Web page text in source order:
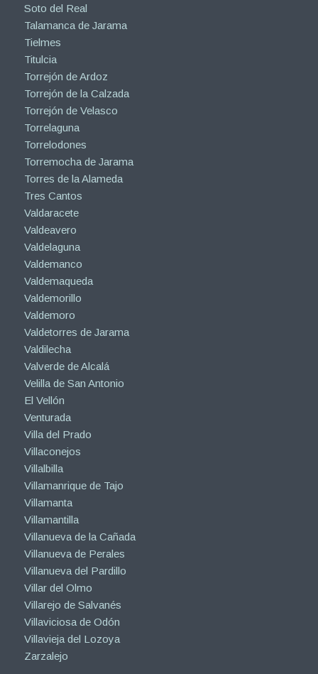
Soto del Real
Talamanca de Jarama
Tielmes
Titulcia
Torrejón de Ardoz
Torrejón de la Calzada
Torrejón de Velasco
Torrelaguna
Torrelodones
Torremocha de Jarama
Torres de la Alameda
Tres Cantos
Valdaracete
Valdeavero
Valdelaguna
Valdemanco
Valdemaqueda
Valdemorillo
Valdemoro
Valdetorres de Jarama
Valdilecha
Valverde de Alcalá
Velilla de San Antonio
El Vellón
Venturada
Villa del Prado
Villaconejos
Villalbilla
Villamanrique de Tajo
Villamanta
Villamantilla
Villanueva de la Cañada
Villanueva de Perales
Villanueva del Pardillo
Villar del Olmo
Villarejo de Salvanés
Villaviciosa de Odón
Villavieja del Lozoya
Zarzalejo